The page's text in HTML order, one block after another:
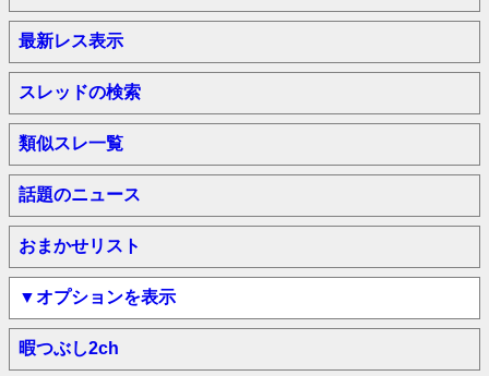
最新レス表示
スレッドの検索
類似スレ一覧
話題のニュース
おまかせリスト
▼オプションを表示
暇つぶし2ch